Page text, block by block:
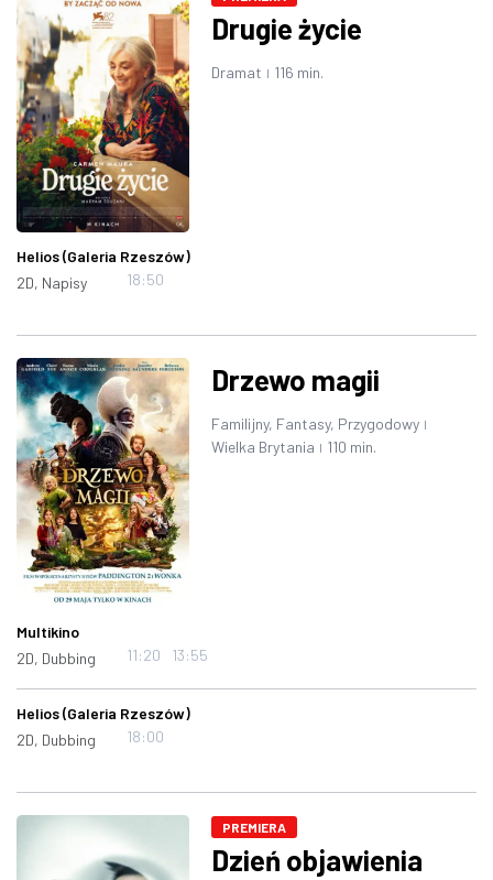
Drugie życie
Dramat | 116 min.
Helios (Galeria Rzeszów)
2D, Napisy
18:50
Drzewo magii
Familijny, Fantasy, Przygodowy |
Wielka Brytania | 110 min.
Multikino
2D, Dubbing
11:20 13:55
Helios (Galeria Rzeszów)
2D, Dubbing
18:00
PREMIERA
Dzień objawienia